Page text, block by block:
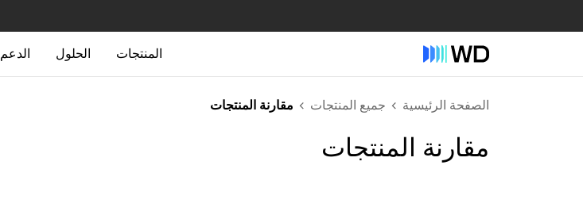
المنتجات الحلول الدعم
الصفحة الرئيسية جميع المنتجات مقارنة المنتجات
مقارنة المنتجات